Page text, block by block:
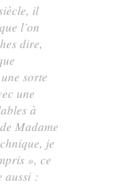
il
l’on
dire,
sorte
une
à
Madame
je
», ce
aussi :